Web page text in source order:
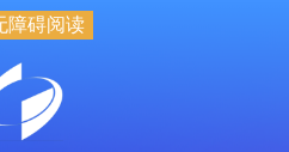
障碍阅读